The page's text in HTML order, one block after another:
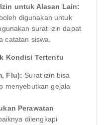
untuk Alasan Lain:
digunakan untuk
surat izin dapat
catatan siswa.
Kondisi Tertentu
Flu): Surat izin bisa
menyebutkan gejala
Perawatan
dilengkapi